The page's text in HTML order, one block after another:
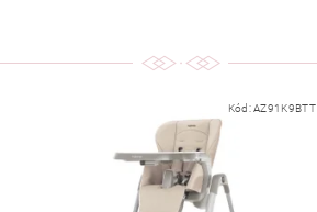
Kód:AZ91K9BTT